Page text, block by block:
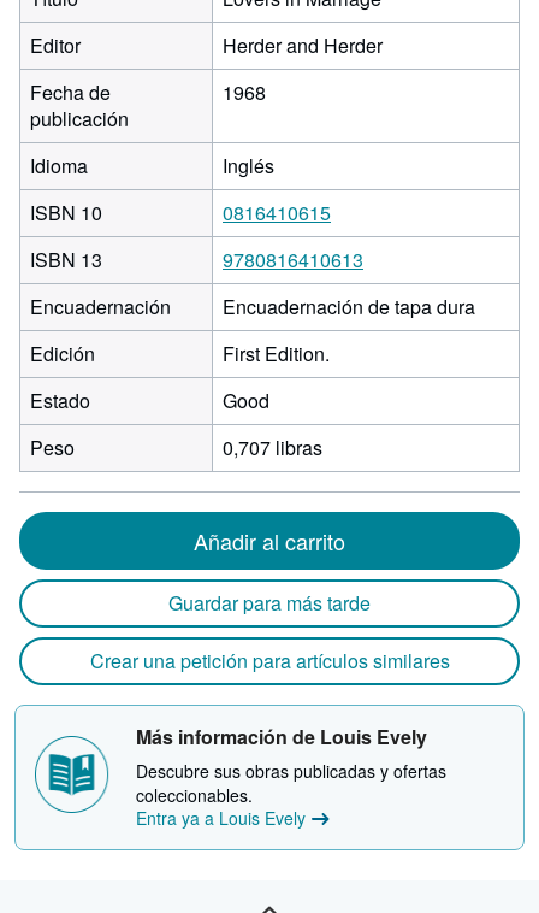
Editor
Herder and Herder
Fecha de
publicación
1968
Idioma
Inglés
ISBN 10
0816410615
ISBN 13
9780816410613
Encuadernación
Encuadernación de tapa dura
Edición
First Edition.
Estado
Good
Peso
0,707 libras
Añadir al carrito
Guardar para más tarde
Crear una petición para artículos similares
Más información de Louis Evely
Descubre sus obras publicadas y ofertas
coleccionables.
Entra ya a Louis Evely